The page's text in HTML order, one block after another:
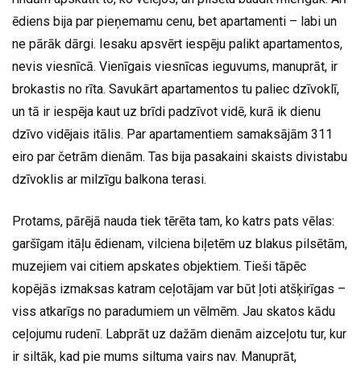
ēdiens bija par pieņemamu cenu, bet apartamenti – labi un
ne pārāk dārgi. Iesaku apsvērt iespēju palikt apartamentos,
nevis viesnīcā. Vienīgais viesnīcas ieguvums, manuprāt, ir
brokastis no rīta. Savukārt apartamentos tu paliec dzīvoklī,
un tā ir iespēja kaut uz brīdi padzīvot vidē, kurā ik dienu
dzīvo vidējais itālis. Par apartamentiem samaksājām 311
eiro par četrām dienām. Tas bija pasakaini skaists divistabu
dzīvoklis ar milzīgu balkona terasi.
Protams, pārējā nauda tiek tērēta tam, ko katrs pats vēlas:
garšīgam itāļu ēdienam, vilciena biļetēm uz blakus pilsētām,
muzejiem vai citiem apskates objektiem. Tieši tāpēc
kopējās izmaksas katram ceļotājam var būt ļoti atšķirīgas –
viss atkarīgs no paradumiem un vēlmēm. Jau skatos kādu
ceļojumu rudenī. Labprāt uz dažām dienām aizceļotu tur, kur
ir siltāk, kad pie mums siltuma vairs nav. Manuprāt,